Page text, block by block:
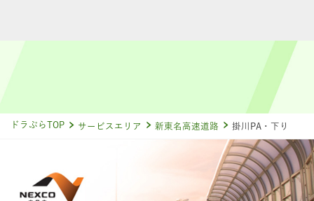
ドラぷらTOP サービスエリア 新東名高速道路 掛川PA・下り